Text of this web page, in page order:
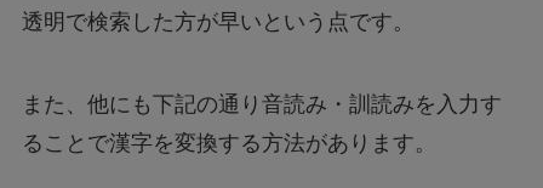
透明で検索した方が早いという点です。
また、他にも下記の通り音読み・訓読みを入力す
ることで漢字を変換する方法があります。